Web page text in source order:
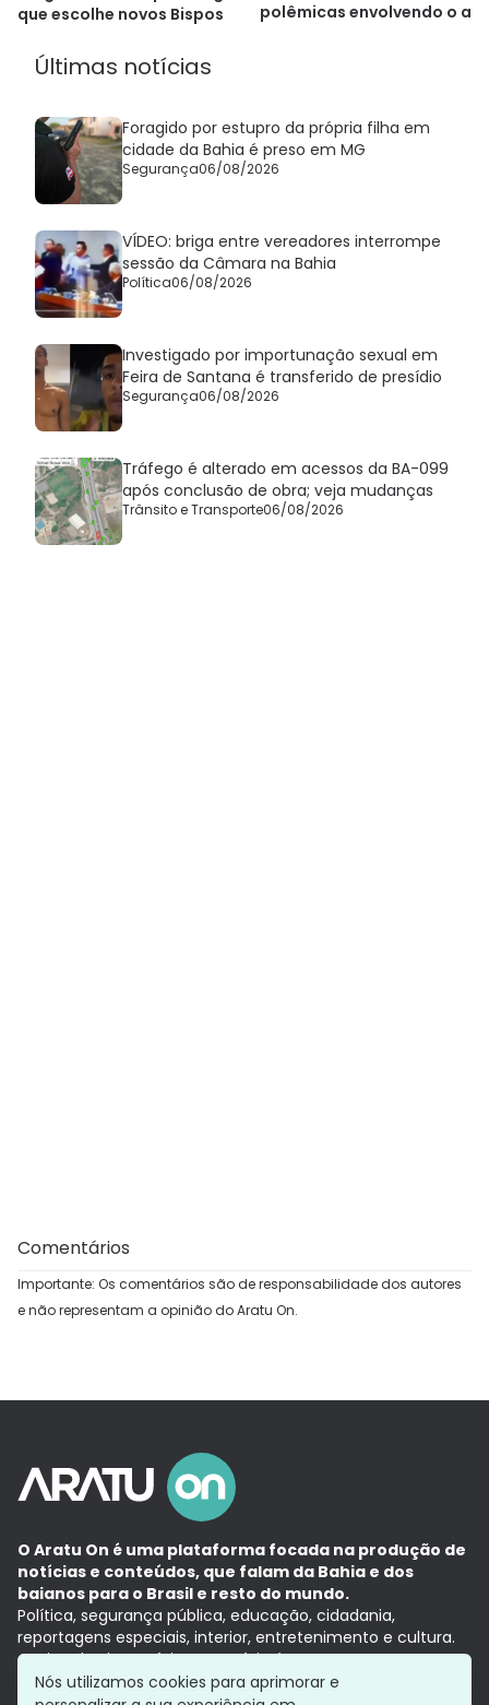
que escolhe novos Bispos
polêmicas envolvendo o
Últimas notícias
Foragido por estupro da própria filha em
cidade da Bahia é preso em MG
Segurança06/08/2026
VÍDEO: briga entre vereadores interrompe
sessão da Câmara na Bahia
Política06/08/2026
Investigado por importunação sexual em
Feira de Santana é transferido de presídio
Segurança06/08/2026
Tráfego é alterado em acessos da BA-099
após conclusão de obra; veja mudanças
Trânsito e Transporte06/08/2026
Comentários
Importante: Os comentários são de responsabilidade dos autores
e não representam a opinião do Aratu On.
O Aratu On é uma plataforma focada na produção de
notícias e conteúdos, que falam da Bahia e dos
baianos para o Brasil e resto do mundo.
Política, segurança pública, educação, cidadania,
reportagens especiais, interior, entretenimento e cultura.
Aqui, tudo vira notícia e a notícia é no tempo presente,
com a credibilidade do Grupo Aratu.
Nós utilizamos cookies para aprimorar e